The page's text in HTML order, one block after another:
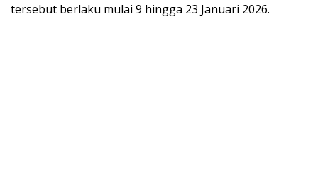
tersebut berlaku mulai 9 hingga 23 Januari 2026.